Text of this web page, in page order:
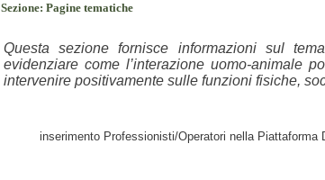
Sezione: Pagine tematiche
Questa sezione fornisce informazioni sul
evidenziare come l’interazione uomo-animale
intervenire positivamente sulle funzioni fisiche,
inserimento Professionisti/Operatori nella Piattaforma